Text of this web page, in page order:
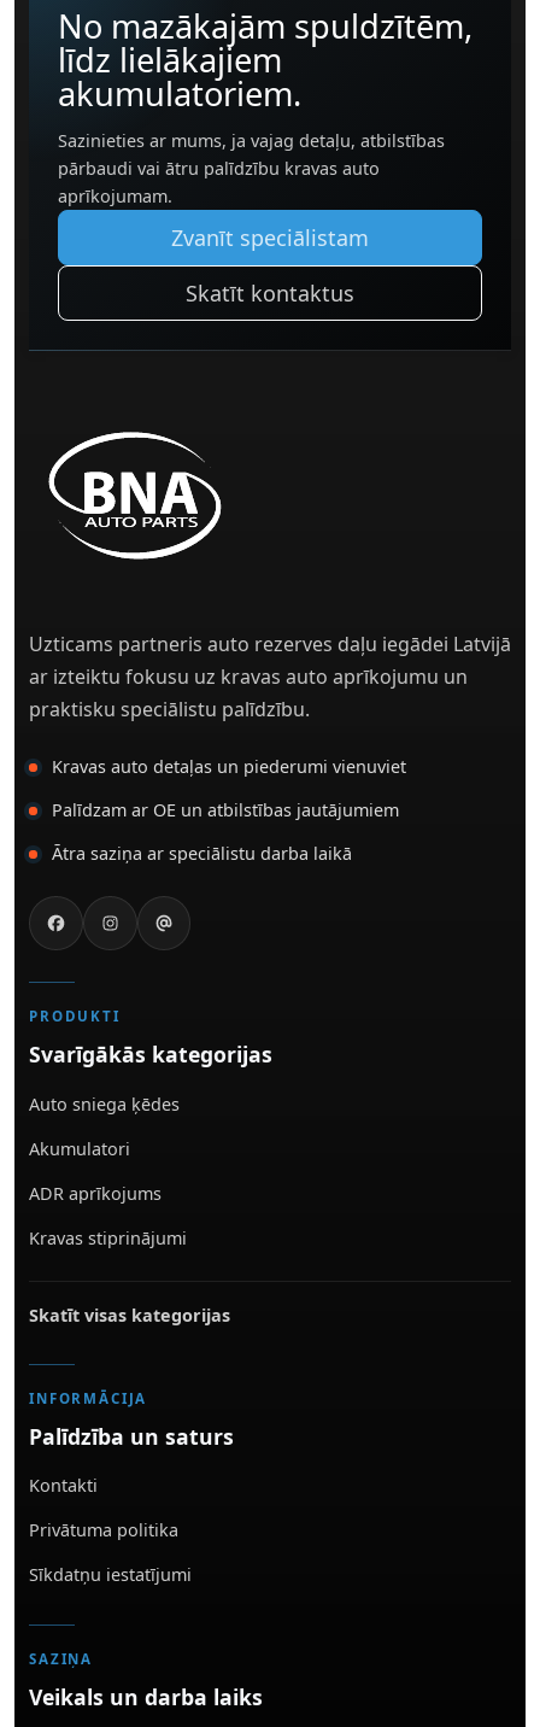
No mazākajām spuldzītēm,
līdz lielākajiem
akumulatoriem.
Sazinieties ar mums, ja vajag detaļu, atbilstības
pārbaudi vai ātru palīdzību kravas auto
aprīkojumam.
Zvanīt speciālistam
Skatīt kontaktus
Uzticams partneris auto rezerves daļu iegādei Latvijā
ar izteiktu fokusu uz kravas auto aprīkojumu un
praktisku speciālistu palīdzību.
Kravas auto detaļas un piederumi vienuviet
Palīdzam ar OE un atbilstības jautājumiem
Ātra saziņa ar speciālistu darba laikā
PRODUKTI
Svarīgākās kategorijas
Auto sniega ķēdes
Akumulatori
ADR aprīkojums
Kravas stiprinājumi
Skatīt visas kategorijas
INFORMĀCIJA
Palīdzība un saturs
Kontakti
Privātuma politika
Sīkdatņu iestatījumi
SAZIŅA
Veikals un darba laiks